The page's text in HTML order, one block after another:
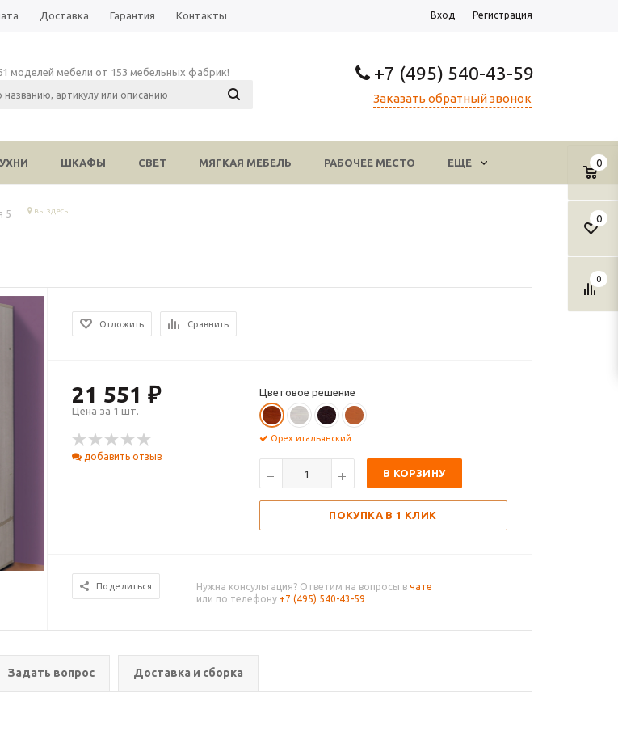
Доставка Гарантия Контакты Вход Регистрация
+7 (495) 540-43-59
Заказать обратный звонок
моделей мебели от 153 мебельных фабрик!
0
0
0
ШКАФЫ СВЕТ МЯГКАЯ МЕБЕЛЬ РАБОЧЕЕ МЕСТО ЕЩЕ
5 вы здесь
Отложить Сравнить
21 551 ₽
Цена за 1 шт.
добавить отзыв
Цветовое решение
Орех итальянский
В КОРЗИНУ
ПОКУПКА В 1 КЛИК
Поделиться Нужна консультация? Ответим на вопросы в чате
или по телефону +7 (495) 540-43-59
Задать вопрос Доставка и сборка